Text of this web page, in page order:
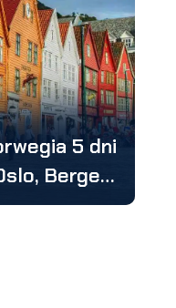
5 dni
Bergen,